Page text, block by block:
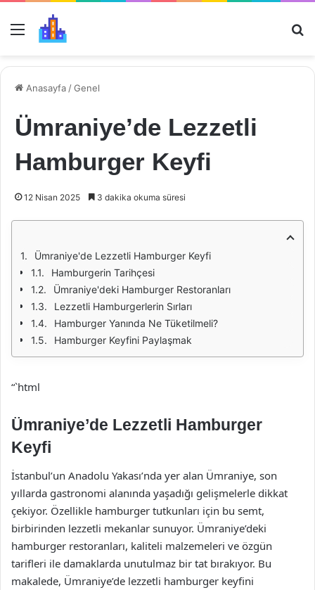
Menü
Anasayfa /Genel
Ümraniye’de Lezzetli
Hamburger Keyfi
12 Nisan 2025 3 dakika okuma süresi
Ümraniye'de Lezzetli Hamburger Keyfi
Hamburgerin Tarihçesi
Ümraniye'deki Hamburger Restoranları
Lezzetli Hamburgerlerin Sırları
Hamburger Yanında Ne Tüketilmeli?
Hamburger Keyfini Paylaşmak
“`html
Ümraniye’de Lezzetli Hamburger
Keyfi
İstanbul’un Anadolu Yakası’nda yer alan Ümraniye, son
yıllarda gastronomi alanında yaşadığı gelişmelerle dikkat
çekiyor. Özellikle hamburger tutkunları için bu semt,
birbirinden lezzetli mekanlar sunuyor. Ümraniye’deki
hamburger restoranları, kaliteli malzemeleri ve özgün
tarifleri ile damaklarda unutulmaz bir tat bırakıyor. Bu
makalede, Ümraniye’de lezzetli hamburger keyfini